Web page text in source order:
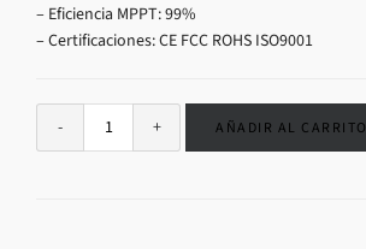
– Eficiencia MPPT: 99%
– Certificaciones: CE FCC ROHS ISO9001
AÑADIR AL CARRITO